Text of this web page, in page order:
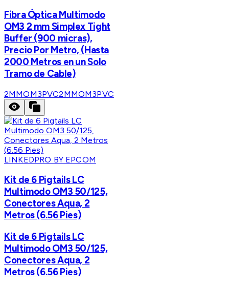
Fibra Óptica Multimodo
OM3 2 mm Simplex Tight
Buffer (900 micras),
Precio Por Metro, (Hasta
2000 Metros en un Solo
Tramo de Cable)
2MMOM3PVC2MMOM3PVC
LINKEDPRO BY EPCOM
Kit de 6 Pigtails LC
Multimodo OM3 50/125,
Conectores Aqua, 2
Metros (6.56 Pies)
Kit de 6 Pigtails LC
Multimodo OM3 50/125,
Conectores Aqua, 2
Metros (6.56 Pies)